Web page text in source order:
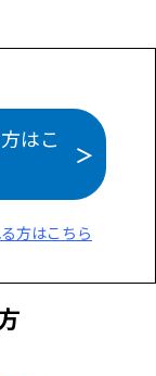
はこ
方はこちら